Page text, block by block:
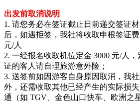
出发前取消说明
1. 请您务必在签证截止日前递交签证
后，如遇拒签，我社将收取申根签证
元/人
2. 一经报名收取机位定金 3000 元/人
证的客人请自理旅游意外险；
3. 送签前如因游客自身原因取消，我
外，还需收取其他已经产生的实际损
通（如 TGV、金色山口快车、欧洲之